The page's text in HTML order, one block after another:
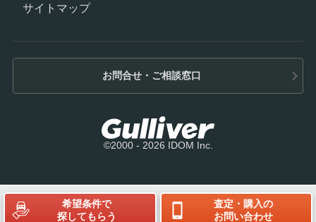
希望条件で
探してもらう
査定・購入の
お問い合わせ
お問合せ・ご相談窓口
©2000 - 2026 IDOM Inc.
サイトマップ